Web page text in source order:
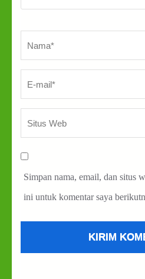
Simpan nama, email, dan situs
ini untuk komentar saya